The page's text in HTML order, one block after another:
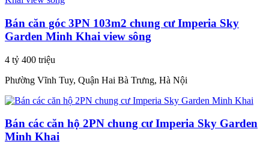
Bán căn góc 3PN 103m2 chung cư Imperia Sky
Garden Minh Khai view sông
4 tỷ 400 triệu
Phường Vĩnh Tuy, Quận Hai Bà Trưng, Hà Nội
Bán các căn hộ 2PN chung cư Imperia Sky Garden
Minh Khai